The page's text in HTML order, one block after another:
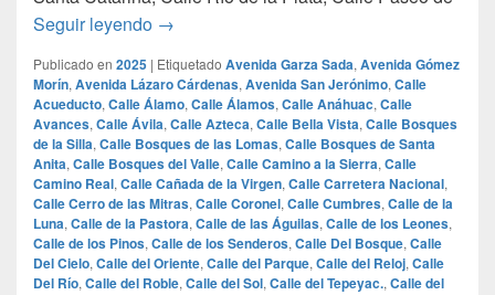
Seguir leyendo las 100 calles mas lujosas de monterrey
→
Publicado en 2025 | Etiquetado Avenida Garza Sada, Avenida Gómez
Morín, Avenida Lázaro Cárdenas, Avenida San Jerónimo, Calle
Acueducto, Calle Álamo, Calle Álamos, Calle Anáhuac, Calle
Avances, Calle Ávila, Calle Azteca, Calle Bella Vista, Calle Bosques
de la Silla, Calle Bosques de las Lomas, Calle Bosques de Santa
Anita, Calle Bosques del Valle, Calle Camino a la Sierra, Calle
Camino Real, Calle Cañada de la Virgen, Calle Carretera Nacional,
Calle Cerro de las Mitras, Calle Coronel, Calle Cumbres, Calle de la
Luna, Calle de la Pastora, Calle de las Águilas, Calle de los Leones,
Calle de los Pinos, Calle de los Senderos, Calle Del Bosque, Calle
Del Cielo, Calle del Oriente, Calle del Parque, Calle del Reloj, Calle
Del Río, Calle del Roble, Calle del Sol, Calle del Tepeyac., Calle del